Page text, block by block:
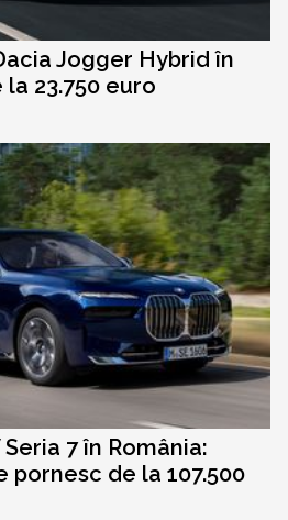
Jogger Hybrid în
23.750 euro
7 în România:
de la 107.500